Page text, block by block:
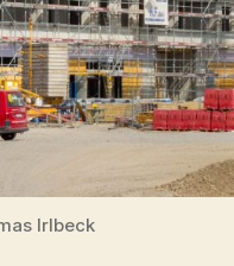
Irlbeck